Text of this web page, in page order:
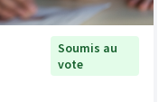
Soumis au
vote